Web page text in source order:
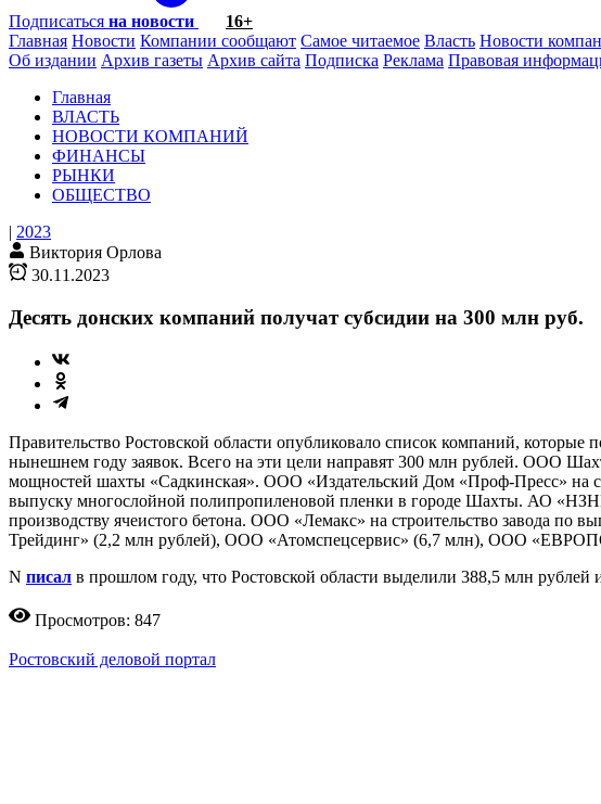
Подписаться на новости
16+
Главная Новости Компании сообщают Самое читаемое Власть Новости
Об издании Архив газеты Архив сайта Подписка Реклама Правовая
Главная
ВЛАСТЬ
НОВОСТИ КОМПАНИЙ
ФИНАНСЫ
РЫНКИ
ОБЩЕСТВО
| 2023
Виктория Орлова
30.11.2023
Десять донских компаний получат субсидии на 300 млн руб.
Правительство Ростовской области опубликовало список компаний,
нынешнем году заявок. Всего на эти цели направят 300 млн рублей. ООО
мощностей шахты «Садкинская». ООО «Издательский Дом «Проф-Пресс»
выпуску многослойной полипропиленовой пленки в городе Шахты. АО
производству ячеистого бетона. ООО «Лемакс» на строительство завода
Трейдинг» (2,2 млн рублей), ООО «Атомспецсервис» (6,7 млн), ООО
N писал в прошлом году, что Ростовской области выделили 388,5 млн
Просмотров: 847
Ростовский деловой портал